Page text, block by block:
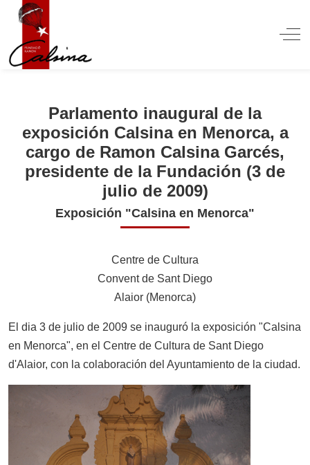
Off-
Parlamento inaugural de la
exposición Calsina en Menorca, a
cargo de Ramon Calsina Garcés,
presidente de la Fundación (3 de
julio de 2009)
Exposición "Calsina en Menorca"
Centre de Cultura
Convent de Sant Diego
Alaior (Menorca)
El dia 3 de julio de 2009 se inauguró la exposición "Calsina
en Menorca", en el Centre de Cultura de Sant Diego
d'Alaior, con la colaboración del Ayuntamiento de la ciudad.